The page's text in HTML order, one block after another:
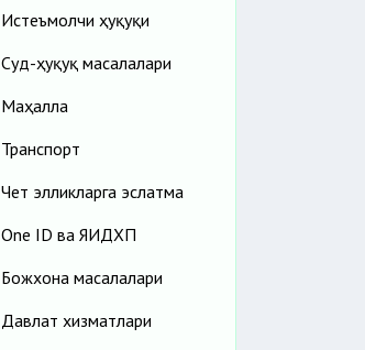
Истеъмолчи ҳуқуқи
Суд-ҳуқуқ масалалари
Маҳалла
Транспорт
Чет элликларга эслатма
One ID ва ЯИДХП
Божхона масалалари
Давлат хизматлари